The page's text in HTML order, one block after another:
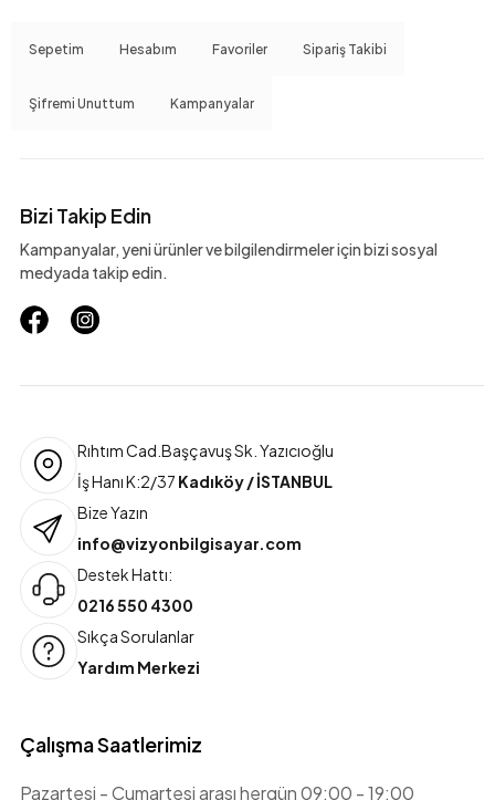
Sepetim Hesabım Favoriler Sipariş Takibi
Şifremi Unuttum Kampanyalar
Bizi Takip Edin
Kampanyalar, yeni ürünler ve bilgilendirmeler için bizi sosyal
medyada takip edin.
Rıhtım Cad.Başçavuş Sk. Yazıcıoğlu
İş Hanı K:2/37 Kadıköy / İSTANBUL
Bize Yazın
info@vizyonbilgisayar.com
Destek Hattı:
0216 550 4300
Sıkça Sorulanlar
Yardım Merkezi
Çalışma Saatlerimiz
Pazartesi - Cumartesi arası hergün 09:00 - 19:00